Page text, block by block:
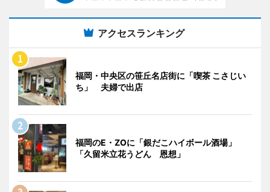
アクセスランキング
福岡・中央区の笹丘名店街に「喫茶 こさじい
ち」 夫婦で出店
福岡のE・ZOに「銀だこハイボール酒場」
「久留米立花うどん 恩想」